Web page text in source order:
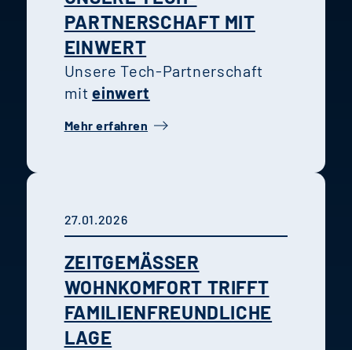
PARTNERSCHAFT MIT
EINWERT
Unsere Tech-Partnerschaft
miteinwert
Mehr erfahren
27.01.2026
ZEITGEMÄSSER W
OHNKOMFORT TRIFFT F
AMILIENFREUNDLICHE L
AGE